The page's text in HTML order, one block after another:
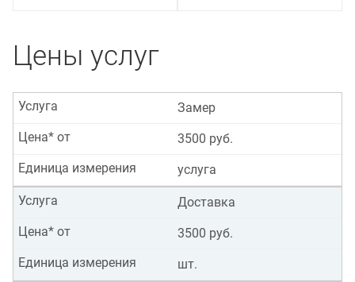
Цены услуг
Замер
Услуга
3500 руб.
Цена* от
услуга
Единица измерения
Доставка
Услуга
3500 руб.
Цена* от
шт.
Единица измерения